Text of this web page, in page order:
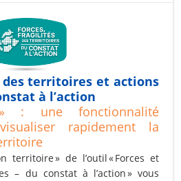
des territoires et actions
à l’action
» : une fonctionnalité
rapidement la
territoire » de l’outil « Forces et
– du constat à l’action » vous